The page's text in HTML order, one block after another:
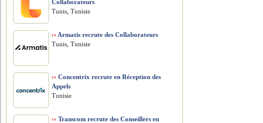
Collaborateurs
Tunis, Tunisie
›› Armatis recrute des Collaborateurs
Tunis, Tunisie
›› Concentrix recrute en Réception des
Appels
Tunisie
›› Transcom recrute des Conseillers en